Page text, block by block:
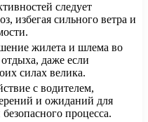
следует
избегая сильного ветра и
жилета и шлема во
даже если
силах велика.
с водителем,
и ожиданий для
процесса.